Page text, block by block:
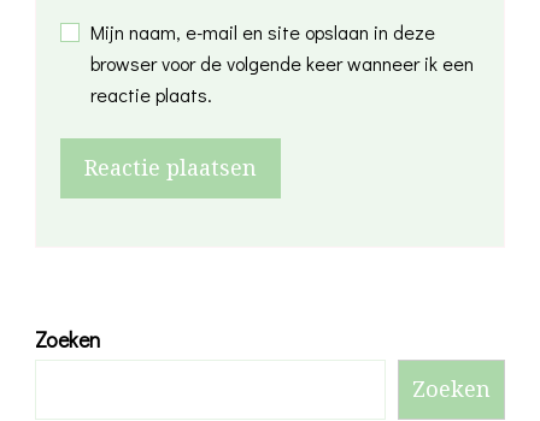
Mijn naam, e-mail en site opslaan in deze
browser voor de volgende keer wanneer ik een
reactie plaats.
Zoeken
Zoeken